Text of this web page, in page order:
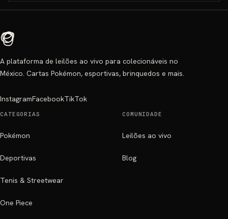
A plataforma de leilões ao vivo para colecionáveis no
México. Cartas Pokémon, esportivas, brinquedos e mais.
InstagramFacebookTikTok
CATEGORIAS
Pokémon
Deportivas
Tenis & Streetwear
One Piece
COMUNIDADE
Leilões ao vivo
Blog